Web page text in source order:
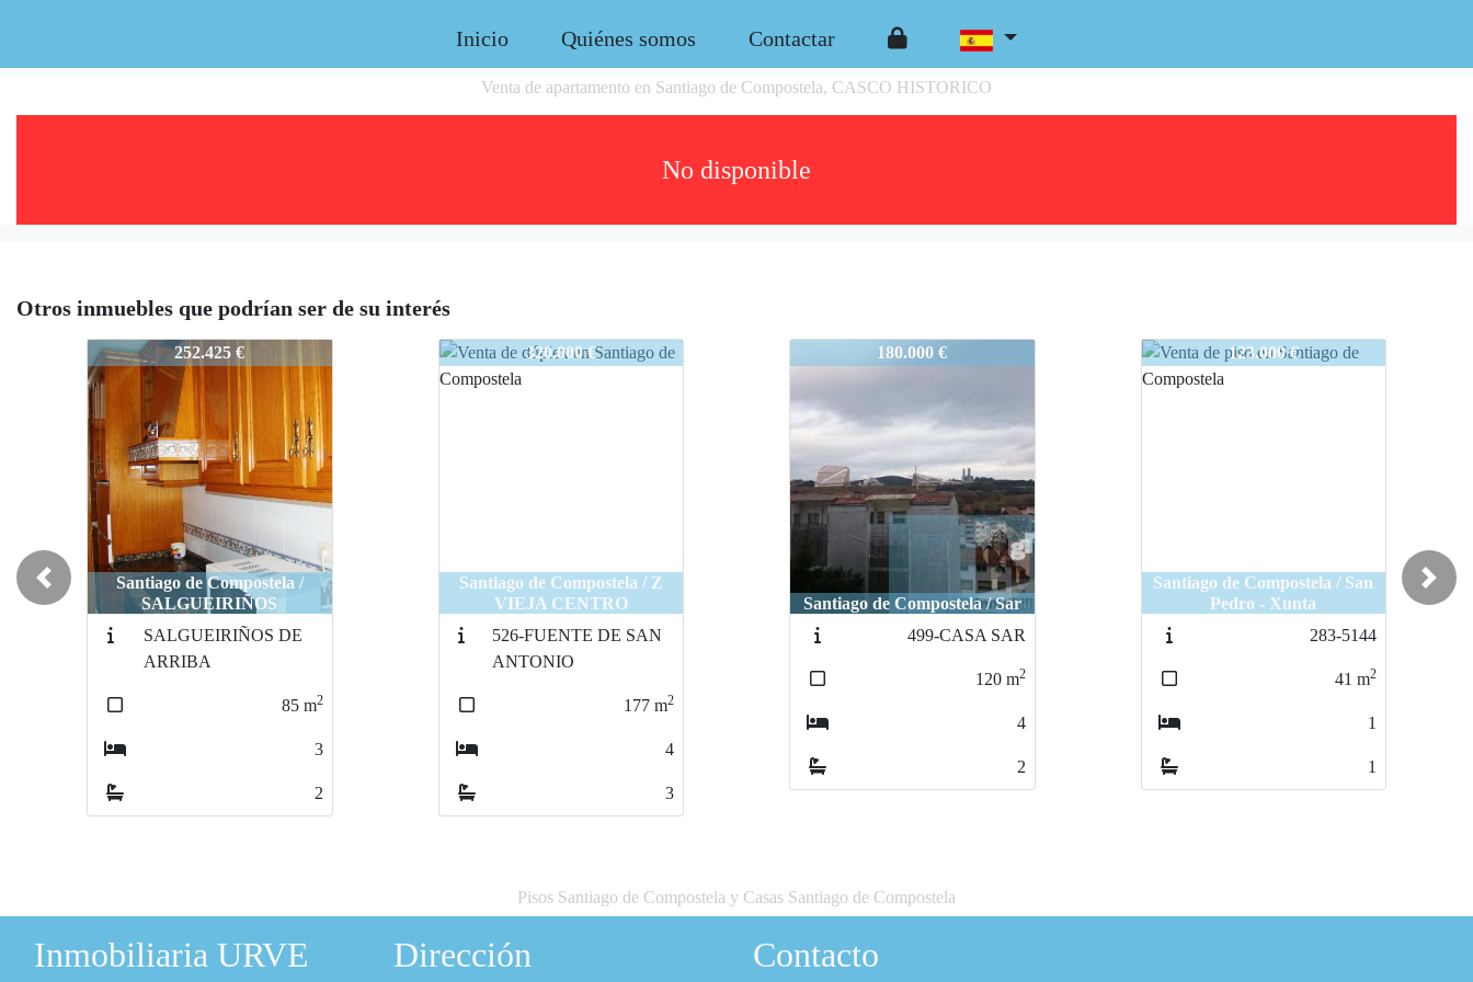
Inicio Quiénes somos Contactar
Venta de apartamento en Santiago de Compostela, CASCO HISTORICO
No disponible
Otros inmuebles que podrían ser de su interés
823-caldereria
252.425 €
Santiago de Compostela /
SALGUEIRIÑOS
SALGUEIRIÑOS DE
ARRIBA
85 m2
3
2
823-caldereria
320.000 €
Santiago de Compostela / Z
VIEJA CENTRO
526-FUENTE DE SAN
ANTONIO
177 m2
4
3
823-caldereria
180.000 €
Santiago de Compostela / Sar
499-CASA SAR
120 m2
4
2
823-caldereria
123.000 €
Santiago de Compostela / San
Pedro - Xunta
283-5144
41 m2
1
1
Previous Next
Pisos Santiago de Compostela y Casas Santiago de Compostela
Inmobiliaria URVE Dirección Contacto